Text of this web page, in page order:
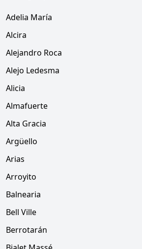
Adelia María
Alcira
Alejandro Roca
Alejo Ledesma
Alicia
Almafuerte
Alta Gracia
Argüello
Arias
Arroyito
Balnearia
Bell Ville
Berrotarán